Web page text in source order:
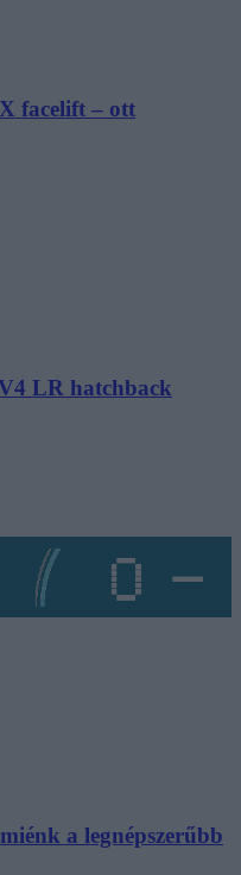
facelift – ott
LR hatchback
a legnépszerűbb